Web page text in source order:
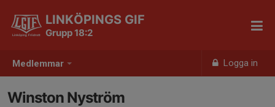
Medlemmar Logga in
LINKÖPINGS GIF
Grupp 18:2
Winston Nyström